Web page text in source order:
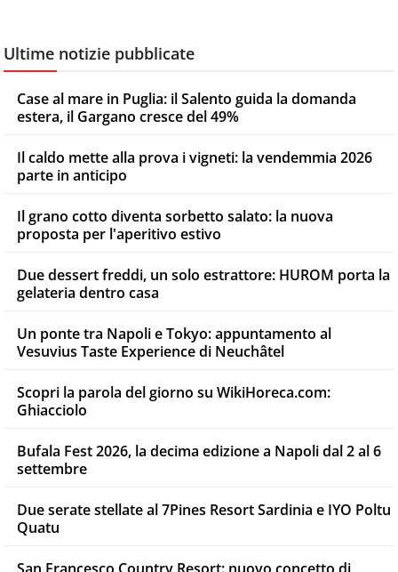
Ultime notizie pubblicate
Case al mare in Puglia: il Salento guida la domanda
estera, il Gargano cresce del 49%
Il caldo mette alla prova i vigneti: la vendemmia 2026
parte in anticipo
Il grano cotto diventa sorbetto salato: la nuova
proposta per l'aperitivo estivo
Due dessert freddi, un solo estrattore: HUROM porta la
gelateria dentro casa
Un ponte tra Napoli e Tokyo: appuntamento al
Vesuvius Taste Experience di Neuchâtel
Scopri la parola del giorno su WikiHoreca.com:
Ghiacciolo
Bufala Fest 2026, la decima edizione a Napoli dal 2 al 6
settembre
Due serate stellate al 7Pines Resort Sardinia e IYO Poltu
Quatu